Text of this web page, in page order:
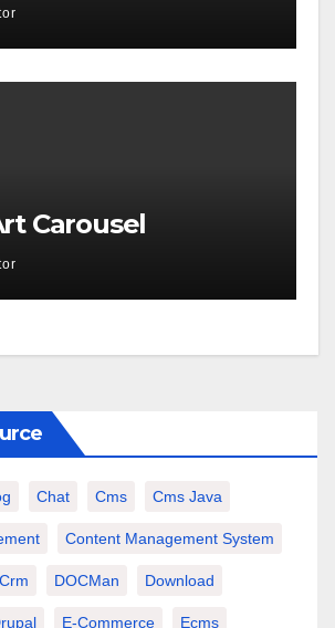
Carousel
Chat Cms Cms Java
Content Management System
Crm DOCMan Download
E-Commerce Ecms